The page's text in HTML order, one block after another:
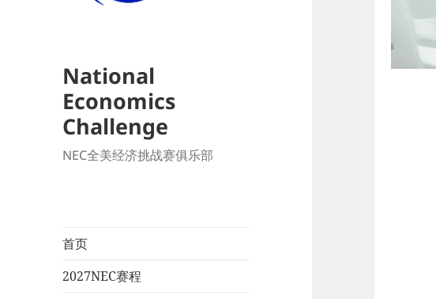
National
Economics
Challenge
NEC全美经济挑战赛俱乐部
首页
2027NEC赛程